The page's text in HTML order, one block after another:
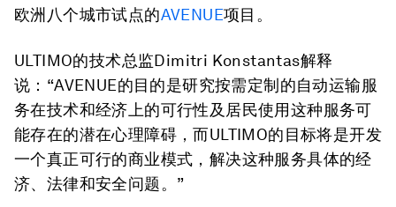
欧洲八个城市试点的AVENUE项目。
ULTIMO的技术总监Dimitri Konstantas解释
说：“AVENUE的目的是研究按需定制的自动运输服
务在技术和经济上的可行性及居民使用这种服务可
能存在的潜在心理障碍，而ULTIMO的目标将是开发
一个真正可行的商业模式，解决这种服务具体的经
济、法律和安全问题。”